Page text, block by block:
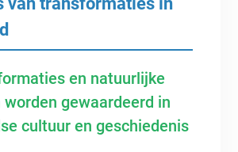
en natuurlijke
worden gewaardeerd in
cultuur en geschiedenis